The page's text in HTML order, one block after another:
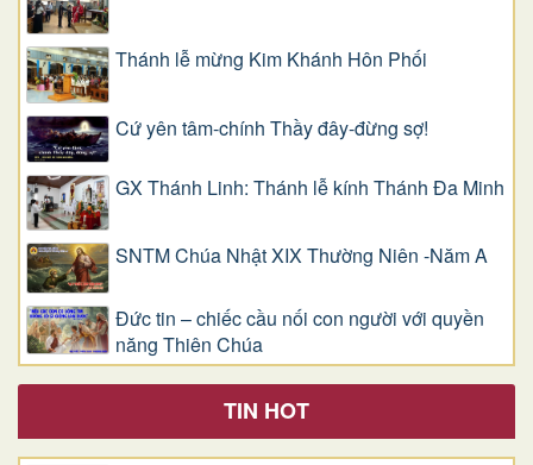
Thánh lễ mừng Kim Khánh Hôn Phối
Cứ yên tâm-chính Thầy đây-đừng sợ!
GX Thánh Linh: Thánh lễ kính Thánh Đa Minh
SNTM Chúa Nhật XIX Thường Niên -Năm A
Đức tin – chiếc cầu nối con người với quyền
năng Thiên Chúa
TIN HOT